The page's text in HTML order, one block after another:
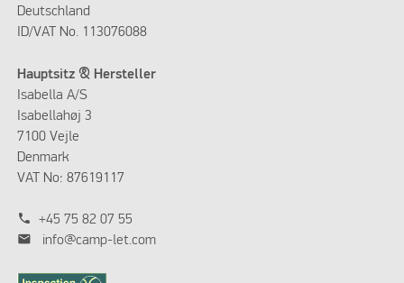
Deutschland
ID/VAT No. 113076088
Hauptsitz & Hersteller
Isabella A/S
Isabellahøj 3
7100 Vejle
Denmark
VAT No: 87619117
phone +45 75 82 07 55
mail info@camp-let.com